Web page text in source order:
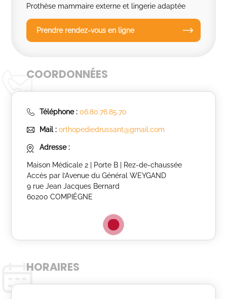
Prothèse mammaire externe et lingerie adaptée
Prendre rendez-vous en ligne
COORDONNÉES
Téléphone : 06.80.76.85.70
Mail : orthopediedrussant@gmail.com
Adresse :
Maison Médicale 2 | Porte B | Rez-de-chaussée
Accès par l’Avenue du Général WEYGAND
9 rue Jean Jacques Bernard
60200 COMPIÈGNE
HORAIRES